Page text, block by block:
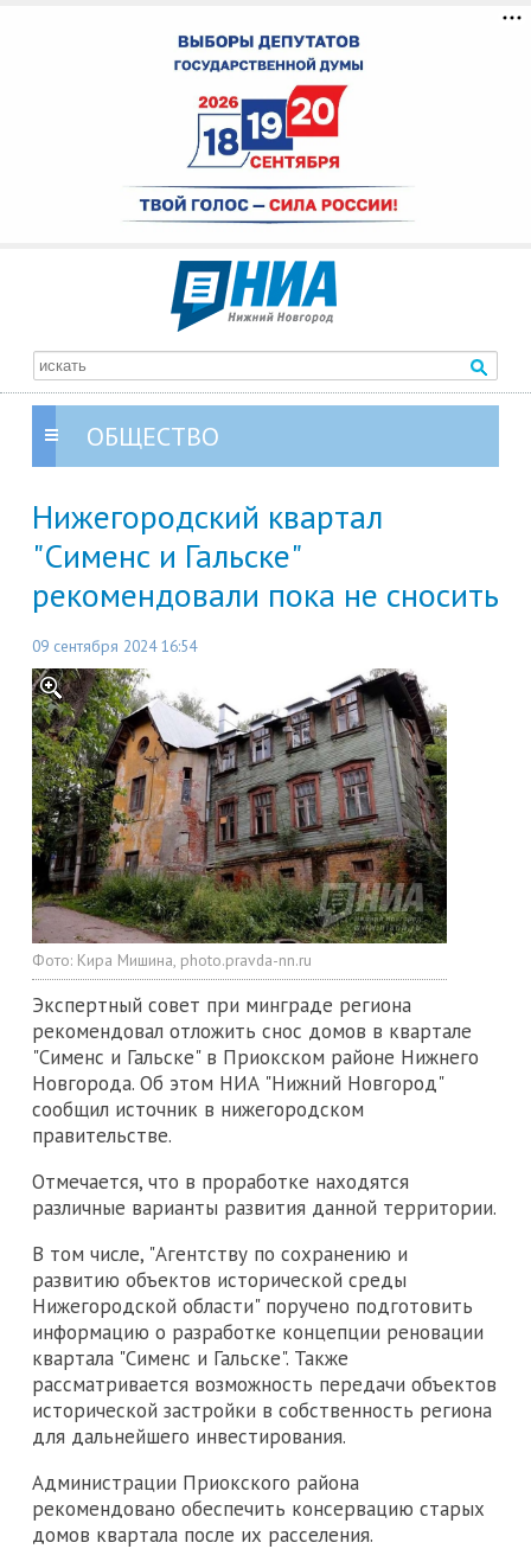
ОБЩЕСТВО
Нижегородский квартал
"Сименс и Гальске"
рекомендовали пока не сносить
09 сентября 2024 16:54
Фото: Кира Мишина, photo.pravda-nn.ru
Экспертный совет при минграде региона
рекомендовал отложить снос домов в квартале
"Сименс и Гальске" в Приокском районе Нижнего
Новгорода. Об этом НИА "Нижний Новгород"
сообщил источник в нижегородском
правительстве.
Отмечается, что в проработке находятся
различные варианты развития данной территории.
В том числе, "Агентству по сохранению и
развитию объектов исторической среды
Нижегородской области" поручено подготовить
информацию о разработке концепции реновации
квартала "Сименс и Гальске". Также
рассматривается возможность передачи объектов
исторической застройки в собственность региона
для дальнейшего инвестирования.
Администрации Приокского района
рекомендовано обеспечить консервацию старых
домов квартала после их расселения.